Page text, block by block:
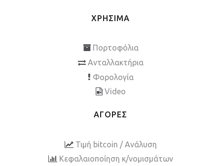
ΧΡΗΣΙΜΑ
Πορτοφόλια
Ανταλλακτήρια
Φορολογία
Video
ΑΓΟΡΕΣ
Τιμή bitcoin / Ανάλυση
Κεφαλαιοποίηση κ/νομισμάτων